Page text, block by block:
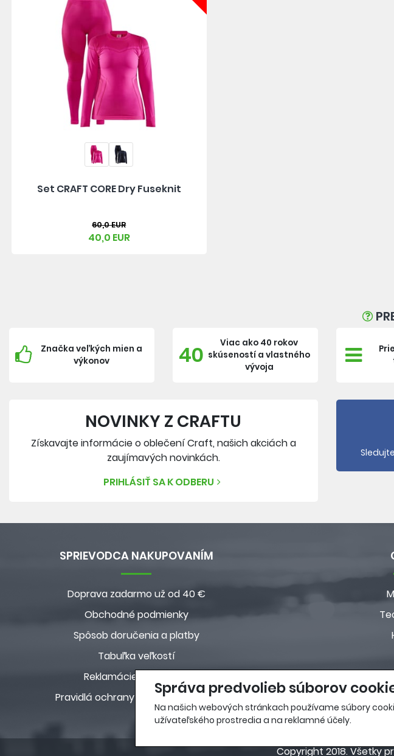
Správa predvolieb súborov
Na našich webových stránkach používame súbory
užívateľského prostredia a na reklamné účely.
Set CRAFT CORE Dry Fuseknit
60,0 EUR
40,0 EUR
Značka veľkých mien a
výkonov
40
Viac ako 40 rokov
skúseností a vlastného
vývoja
NOVINKY Z CRAFTU
Získavajte informácie o oblečení Craft, našich akciách a
zaujímavých novinkách.
PRIHLÁSIŤ SA K ODBERU
SPRIEVODCA NAKUPOVANÍM
Doprava zadarmo už od 40 €
Obchodné podmienky
Spôsob doručenia a platby
Tabuľka veľkostí
Reklamácie a vrátenie
Pravidlá ochrany osobných údajov
Copyright 2018. Všetky